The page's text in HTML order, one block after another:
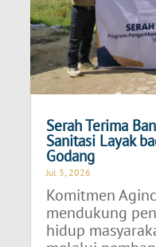
Serah Terima
Sanitasi Layak
Godang
Jul 3, 2026
Komitmen
mendukung
hidup